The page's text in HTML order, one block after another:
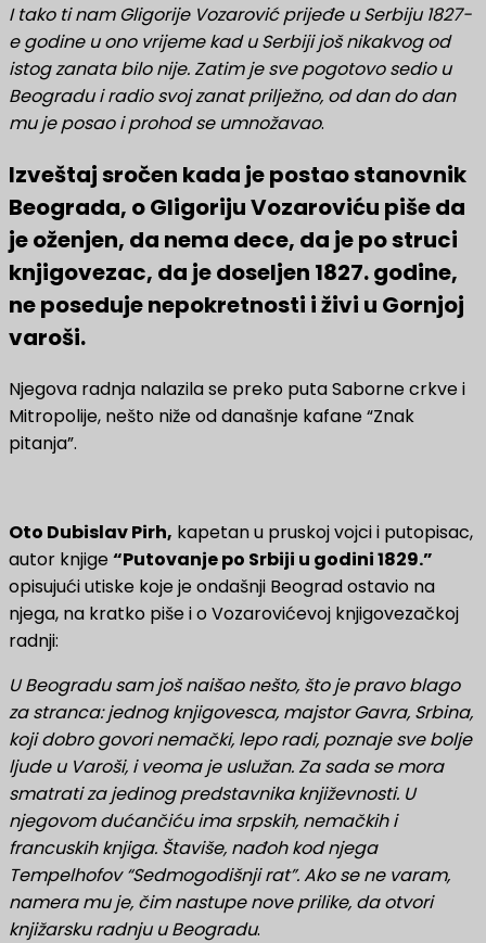
I tako ti nam Gligorije Vozarović prijeđe u Serbiju 1827-
e godine u ono vrijeme kad u Serbiji još nikakvog od
istog zanata bilo nije. Zatim je sve pogotovo sedio u
Beogradu i radio svoj zanat prilježno, od dan do dan
mu je posao i prohod se umnožavao.
Izveštaj sročen kada je postao stanovnik
Beograda, o Gligoriju Vozaroviću piše da
je oženjen, da nema dece, da je po struci
knjigovezac, da je doseljen 1827. godine,
ne poseduje nepokretnosti i živi u Gornjoj
varoši.
Njegova radnja nalazila se preko puta Saborne crkve i
Mitropolije, nešto niže od današnje kafane “Znak
pitanja”.
Oto Dubislav Pirh, kapetan u pruskoj vojci i putopisac,
autor knjige“Putovanje po Srbiji u godini 1829.”
opisujući utiske koje je ondašnji Beograd ostavio na
njega, na kratko piše i o Vozarovićevoj knjigovezačkoj
radnji:
U Beogradu sam još naišao nešto, što je pravo blago
za stranca: jednog knjigovesca, majstor Gavra, Srbina,
koji dobro govori nemački, lepo radi, poznaje sve bolje
ljude u Varoši, i veoma je uslužan. Za sada se mora
smatrati za jedinog predstavnika književnosti. U
njegovom dućančiću ima srpskih, nemačkih i
francuskih knjiga. Štaviše, nađoh kod njega
Tempelhofov “Sedmogodišnji rat”. Ako se ne varam,
namera mu je, čim nastupe nove prilike, da otvori
knjižarsku radnju u Beogradu.